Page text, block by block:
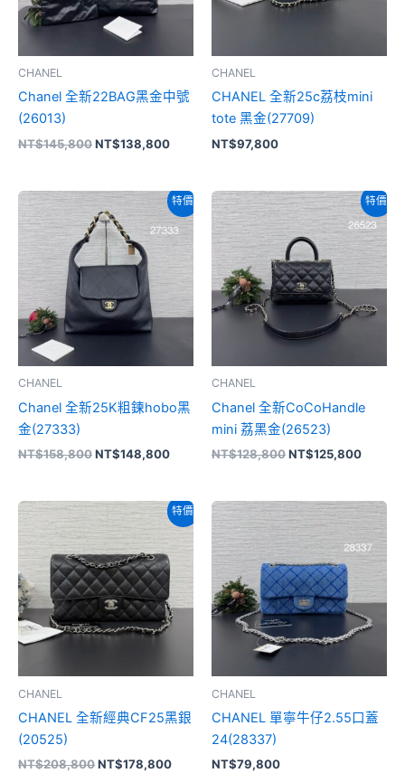
CHANEL
Chanel 全新22BAG黑金中號
(26013)
NT$145,800NT$138,800
CHANEL
CHANEL 全新25c荔枝mini
tote 黑金(27709)
NT$97,800
特價
CHANEL
Chanel 全新25K粗鍊hobo黑
金(27333)
NT$158,800
始
價
格：
NT$158,800。
NT$148,800
目
前
價
格：
NT$148,800。
特價
CHANEL
Chanel 全新CoCoHandle
mini 荔黑金(26523)
NT$128,800
原
始
格：
NT$128,800。
NT$125,800
目
前
價
格：
特價
CHANEL
CHANEL 全新經典CF25黑銀
(20525)
NT$208,800
原
始
價
格：
NT$208,800。
NT$178,800
目
前
價
NT$178,800。
CHANEL
CHANEL 單寧牛仔2.55口蓋
24(28337)
NT$79,800